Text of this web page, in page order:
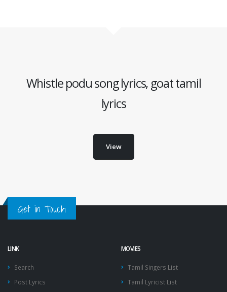
Whistle podu song lyrics, goat tamil
lyrics
View
Get in Touch
LINK
Search
Post Lyrics
MOVIES
Tamil Singers List
Tamil Lyricist List